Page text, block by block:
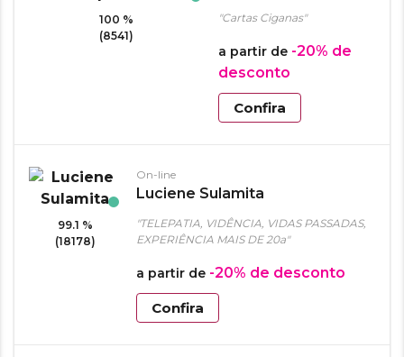
100 %
(8541)
Espiritual
"Cartas Ciganas"
a partir de -20% de
desconto
Confira
99.1 %
(18178)
On-line
Luciene Sulamita
"TELEPATIA, VIDÊNCIA, VIDAS PASSADAS,
EXPERIÊNCIA MAIS DE 20a"
a partir de -20% de desconto
Confira